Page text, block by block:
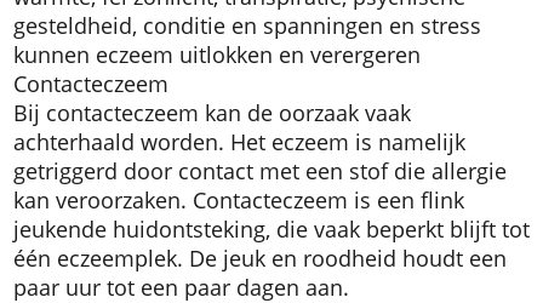
gesteldheid, conditie en spanningen en stress
kunnen eczeem uitlokken en verergeren
Contacteczeem
Bij contacteczeem kan de oorzaak vaak
achterhaald worden. Het eczeem is namelijk
getriggerd door contact met een stof die allergie
kan veroorzaken. Contacteczeem is een flink
jeukende huidontsteking, die vaak beperkt blijft tot
één eczeemplek. De jeuk en roodheid houdt een
paar uur tot een paar dagen aan.